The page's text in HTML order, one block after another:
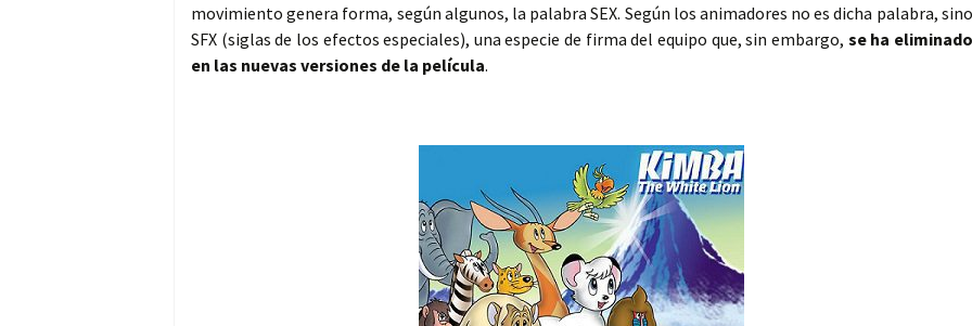
movimiento genera forma, según algunos, la palabra SEX. Según los animadores no es dicha palabra, sino
SFX (siglas de los efectos especiales), una especie de firma del equipo que, sin embargo, se ha eliminado
en las nuevas versiones de la película.